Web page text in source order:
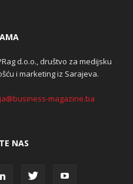
d.o.o., društvo za medijsku
i marketing iz Sarajeva.
magazine.ba
NAS